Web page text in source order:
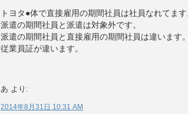
トヨタ●体で直接雇用の期間社員は社員なれてます
派遣の期間社員と派遣は対象外です。
派遣の期間社員と直接雇用の期間社員は違います。
従業員証が違います。
あ より:
2014年8月31日 10:31 AM